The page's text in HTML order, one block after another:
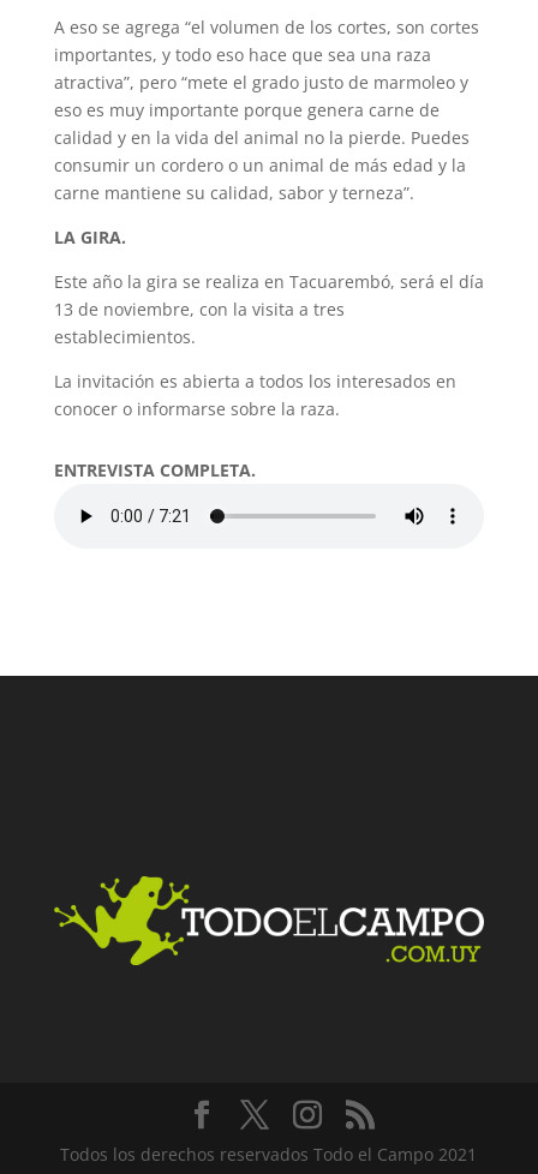
A eso se agrega “el volumen de los cortes, son cortes
importantes, y todo eso hace que sea una raza
atractiva”, pero “mete el grado justo de marmoleo y
eso es muy importante porque genera carne de
calidad y en la vida del animal no la pierde. Puedes
consumir un cordero o un animal de más edad y la
carne mantiene su calidad, sabor y terneza”.
LA GIRA.
Este año la gira se realiza en Tacuarembó, será el día
13 de noviembre, con la visita a tres
establecimientos.
La invitación es abierta a todos los interesados en
conocer o informarse sobre la raza.
ENTREVISTA COMPLETA.
Todos los derechos reservados Todo el Campo 2021